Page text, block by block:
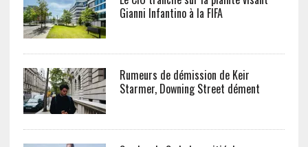
Gianni Infantino à la FIFA
Rumeurs de démission de Keir
Starmer, Downing Street dément